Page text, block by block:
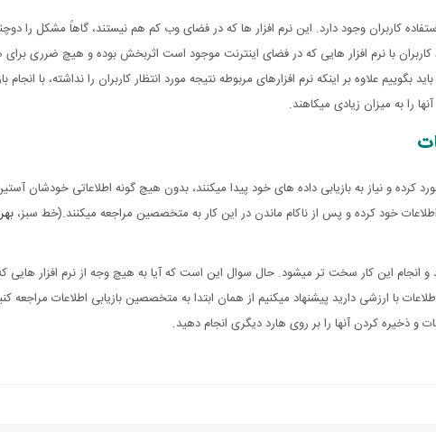
استفاده کاربران وجود دارد. این نرم افزار ها که در فضای وب کم هم نیستند، گاهاً مشکل را
کاربران با نرم افزار هایی که در فضای اینترنت موجود است اثربخش بوده و هیچ ضرری
علاوه بر اینکه نرم افزارهای مربوطه نتیجه مورد انتظار کاربران را نداشته، با
را به میزان زیادی میکاهند.
کرده و نیاز به بازیابی داده های خود پیدا میکنند، بدون هیچ گونه اطلاعاتی خودشان آستین
اطلاعات خود کرده و پس از ناکام ماندن در این کار به متخصصین مراجعه میکنند.(خط سبز،
و انجام این کار سخت تر میشود. حال سوال این است که آیا به هیچ وجه از نرم افزار هایی
با ارزشی دارید پیشنهاد میکنیم از همان ابتدا به متخصصین بازیابی اطلاعات مراجعه
و ذخیره کردن آنها را بر روی هارد دیگری انجام دهید.